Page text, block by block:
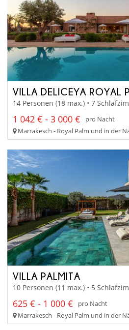
VILLA DELICEYA ROYAL
14 Personen (18 max.) • 7
1 042 € - 3 000 €
pro Nacht
Marrakesch - Royal Palm und in der
VILLA PALMITA
10 Personen (11 max.) • 5
625 € - 1 000 €
pro Nacht
Marrakesch - Royal Palm und in der